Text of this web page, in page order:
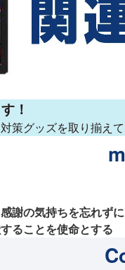
！
策グッズを取り揃えて
謝の気持ちを忘れずに
ることを使命とする